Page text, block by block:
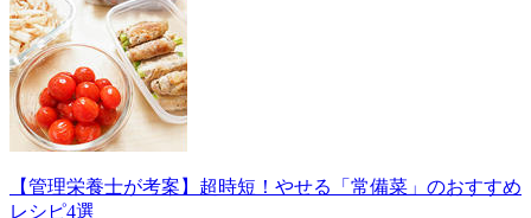
【管理栄養士が考案】超時短！やせる「常備菜」のおすすめ
レシピ4選